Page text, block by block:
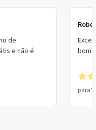
de
e não é
bom
para